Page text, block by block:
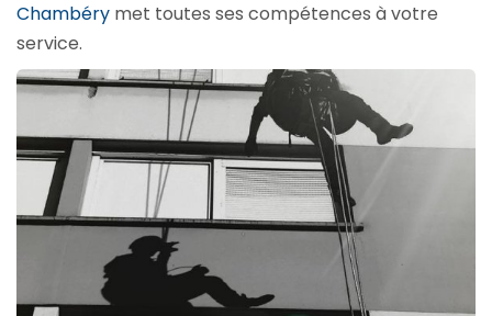
Chambéry met toutes ses compétences à votre
service.